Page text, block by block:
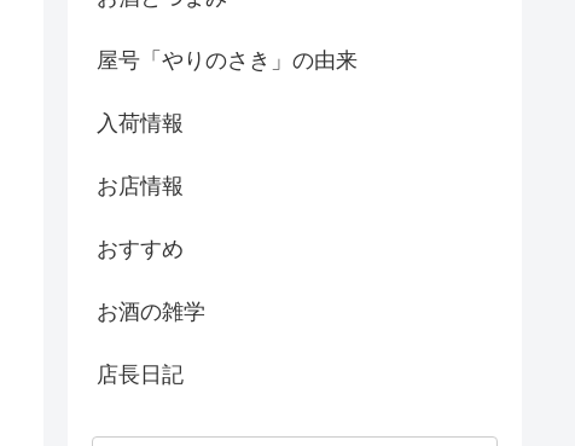
屋号「やりのさき」の由来
入荷情報
お店情報
おすすめ
お酒の雑学
店長日記